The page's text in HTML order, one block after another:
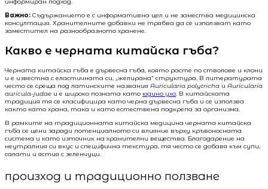
информиран подход.
Важно: Съдържанието е с информативна цел и не замества медицинска
консултация. Хранителните добавки не трябва да се използват като
заместител на разнообразното хранене.
Какво е черната китайска гъба?
Черната китайска гъба е дървесна гъба, която расте по стволове и клони
и е известна с еластичната си, „желирана“ структура. В литературата
често се среща под латинските названия Auricularia polytricha и Auricularia
auricula-judae и е широко позната като юдино ухо. В китайската
традиция тя се класифицира като черна дървесна гъба и се използва
както като храна, така и като естествена подкрепа за организма.
В рамките на традиционната китайска медицина черната китайска
гъба се цени заради потенциалното си влияние върху кръвоносната
система и като източник на хранителни вещества. Благодарение на
неутралния си вкус и специфична текстура, тя често се добавя към супи,
салати и ястия с зеленчуци.
произход и традиционно ползване